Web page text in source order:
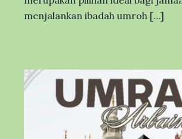
menjalankan ibadah umroh […]